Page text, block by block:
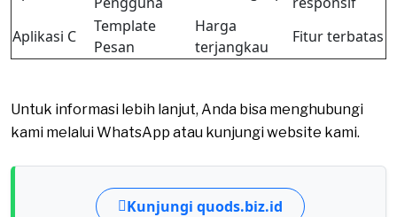
Aplikasi C
Template
Pesan
Harga
terjangkau
Fitur terbatas
Untuk informasi lebih lanjut, Anda bisa menghubungi
kami melalui WhatsApp atau kunjungi website kami.
Kunjungi quods.biz.id